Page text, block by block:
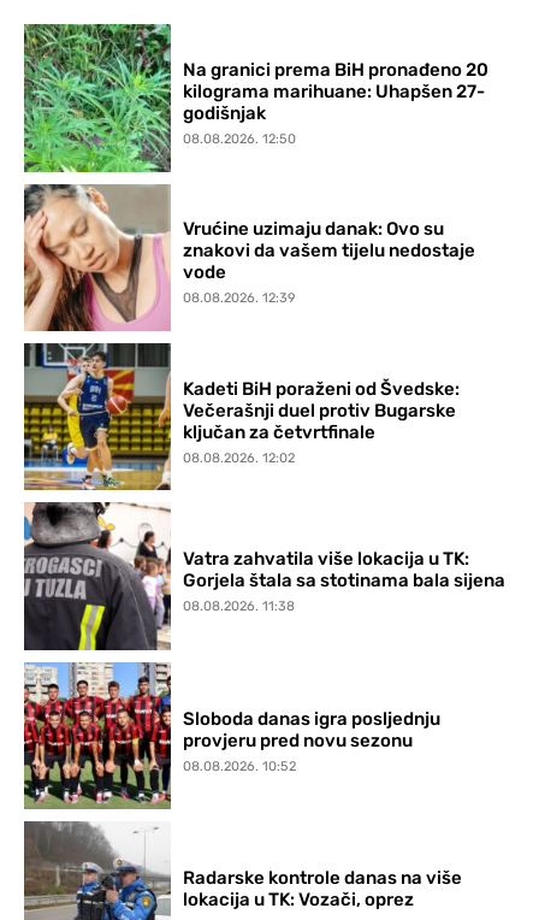
Na granici prema BiH pronađeno 20
kilograma marihuane: Uhapšen 27-
godišnjak
08.08.2026. 12:50
Vrućine uzimaju danak: Ovo su
znakovi da vašem tijelu nedostaje
vode
08.08.2026. 12:39
Kadeti BiH poraženi od Švedske:
Večerašnji duel protiv Bugarske
ključan za četvrtfinale
08.08.2026. 12:02
Vatra zahvatila više lokacija u TK:
Gorjela štala sa stotinama bala sijena
08.08.2026. 11:38
Sloboda danas igra posljednju
provjeru pred novu sezonu
08.08.2026. 10:52
Radarske kontrole danas na više
lokacija u TK: Vozači, oprez